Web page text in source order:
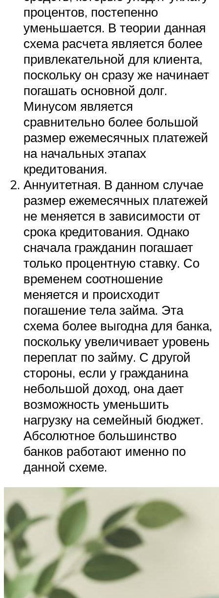
процентов, постепенно
уменьшается. В теории данная
схема расчета является более
привлекательной для клиента,
поскольку он сразу же начинает
погашать основной долг.
Минусом является
сравнительно более большой
размер ежемесячных платежей
на начальных этапах
кредитования.
Аннуитетная. В данном случае
размер ежемесячных платежей
не меняется в зависимости от
срока кредитования. Однако
сначала гражданин погашает
только процентную ставку. Со
временем соотношение
меняется и происходит
погашение тела займа. Эта
схема более выгодна для банка,
поскольку увеличивает уровень
переплат по займу. С другой
стороны, если у гражданина
небольшой доход, она дает
возможность уменьшить
нагрузку на семейный бюджет.
Абсолютное большинство
банков работают именно по
данной схеме.